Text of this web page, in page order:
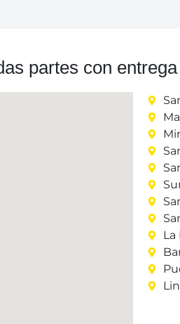
partes con
La